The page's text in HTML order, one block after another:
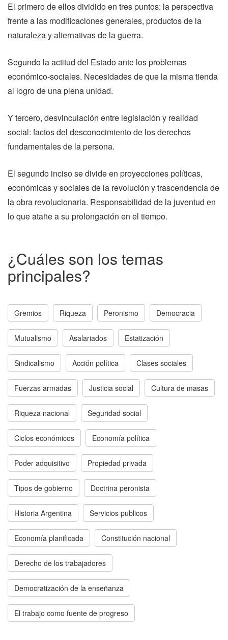
El primero de ellos dividido en tres puntos: la perspectiva
frente a las modificaciones generales, productos de la
naturaleza y alternativas de la guerra.
Segundo la actitud del Estado ante los problemas
económico-sociales. Necesidades de que la misma tienda
al logro de una plena unidad.
Y tercero, desvinculación entre legislación y realidad
social: factos del desconocimiento de los derechos
fundamentales de la persona.
El segundo inciso se divide en proyecciones políticas,
económicas y sociales de la revolución y trascendencia de
la obra revolucionaria. Responsabilidad de la juventud en
lo que atañe a su prolongación en el tiempo.
¿Cuáles son los temas
principales?
Gremios Riqueza Peronismo Democracia
Mutualismo Asalariados Estatización
Sindicalismo Acción política Clases sociales
Fuerzas armadas Justicia social Cultura de masas
Riqueza nacional Seguridad social
Ciclos económicos Economía política
Poder adquisitivo Propiedad privada
Tipos de gobierno Doctrina peronista
Historia Argentina Servicios publicos
Economía planificada Constitución nacional
Derecho de los trabajadores
Democratización de la enseñanza
El trabajo como fuente de progreso